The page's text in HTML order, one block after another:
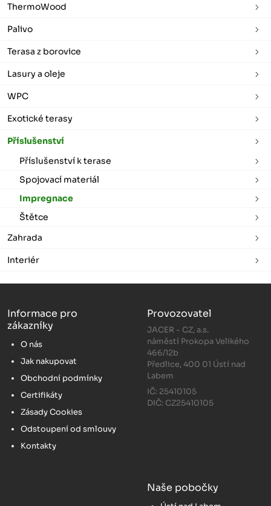
ThermoWood
Palivo
Terasa z borovice
Lasury a oleje
WPC
Exotické terasy
Příslušenství
Příslušenství k terase
Spojovací materiál
Impregnace
Štětce
Zahrada
Interiér
Informace pro
zákazníky
O nás
Jak nakupovat
Obchodní podmínky
Certifikáty
Zásady Cookies
Odstoupení od smlouvy
Kontakty
Provozovatel
JACER - CZ, a.s.
náměstí Prokopa Velikého
466/12b
Předlice, 400 01 Ústí nad
Labem
IČ: 25410105
DIČ: CZ25410105
Naše pobočky